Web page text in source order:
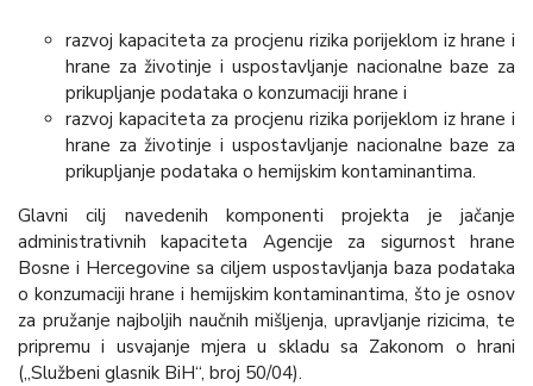
razvoj kapaciteta za procjenu rizika porijeklom iz hrane i
hrane za životinje i uspostavljanje nacionalne baze za
prikupljanje podataka o konzumaciji hrane i
razvoj kapaciteta za procjenu rizika porijeklom iz hrane i
hrane za životinje i uspostavljanje nacionalne baze za
prikupljanje podataka o hemijskim kontaminantima.
Glavni cilj navedenih komponenti projekta je jačanje
administrativnih kapaciteta Agencije za sigurnost hrane
Bosne i Hercegovine sa ciljem uspostavljanja baza podataka
o konzumaciji hrane i hemijskim kontaminantima, što je osnov
za pružanje najboljih naučnih mišljenja, upravljanje rizicima, te
pripremu i usvajanje mjera u skladu sa Zakonom o hrani
(„Službeni glasnik BiH“, broj 50/04).